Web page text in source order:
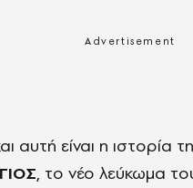
αυτή είναι η
, το νέο λεύκωμα